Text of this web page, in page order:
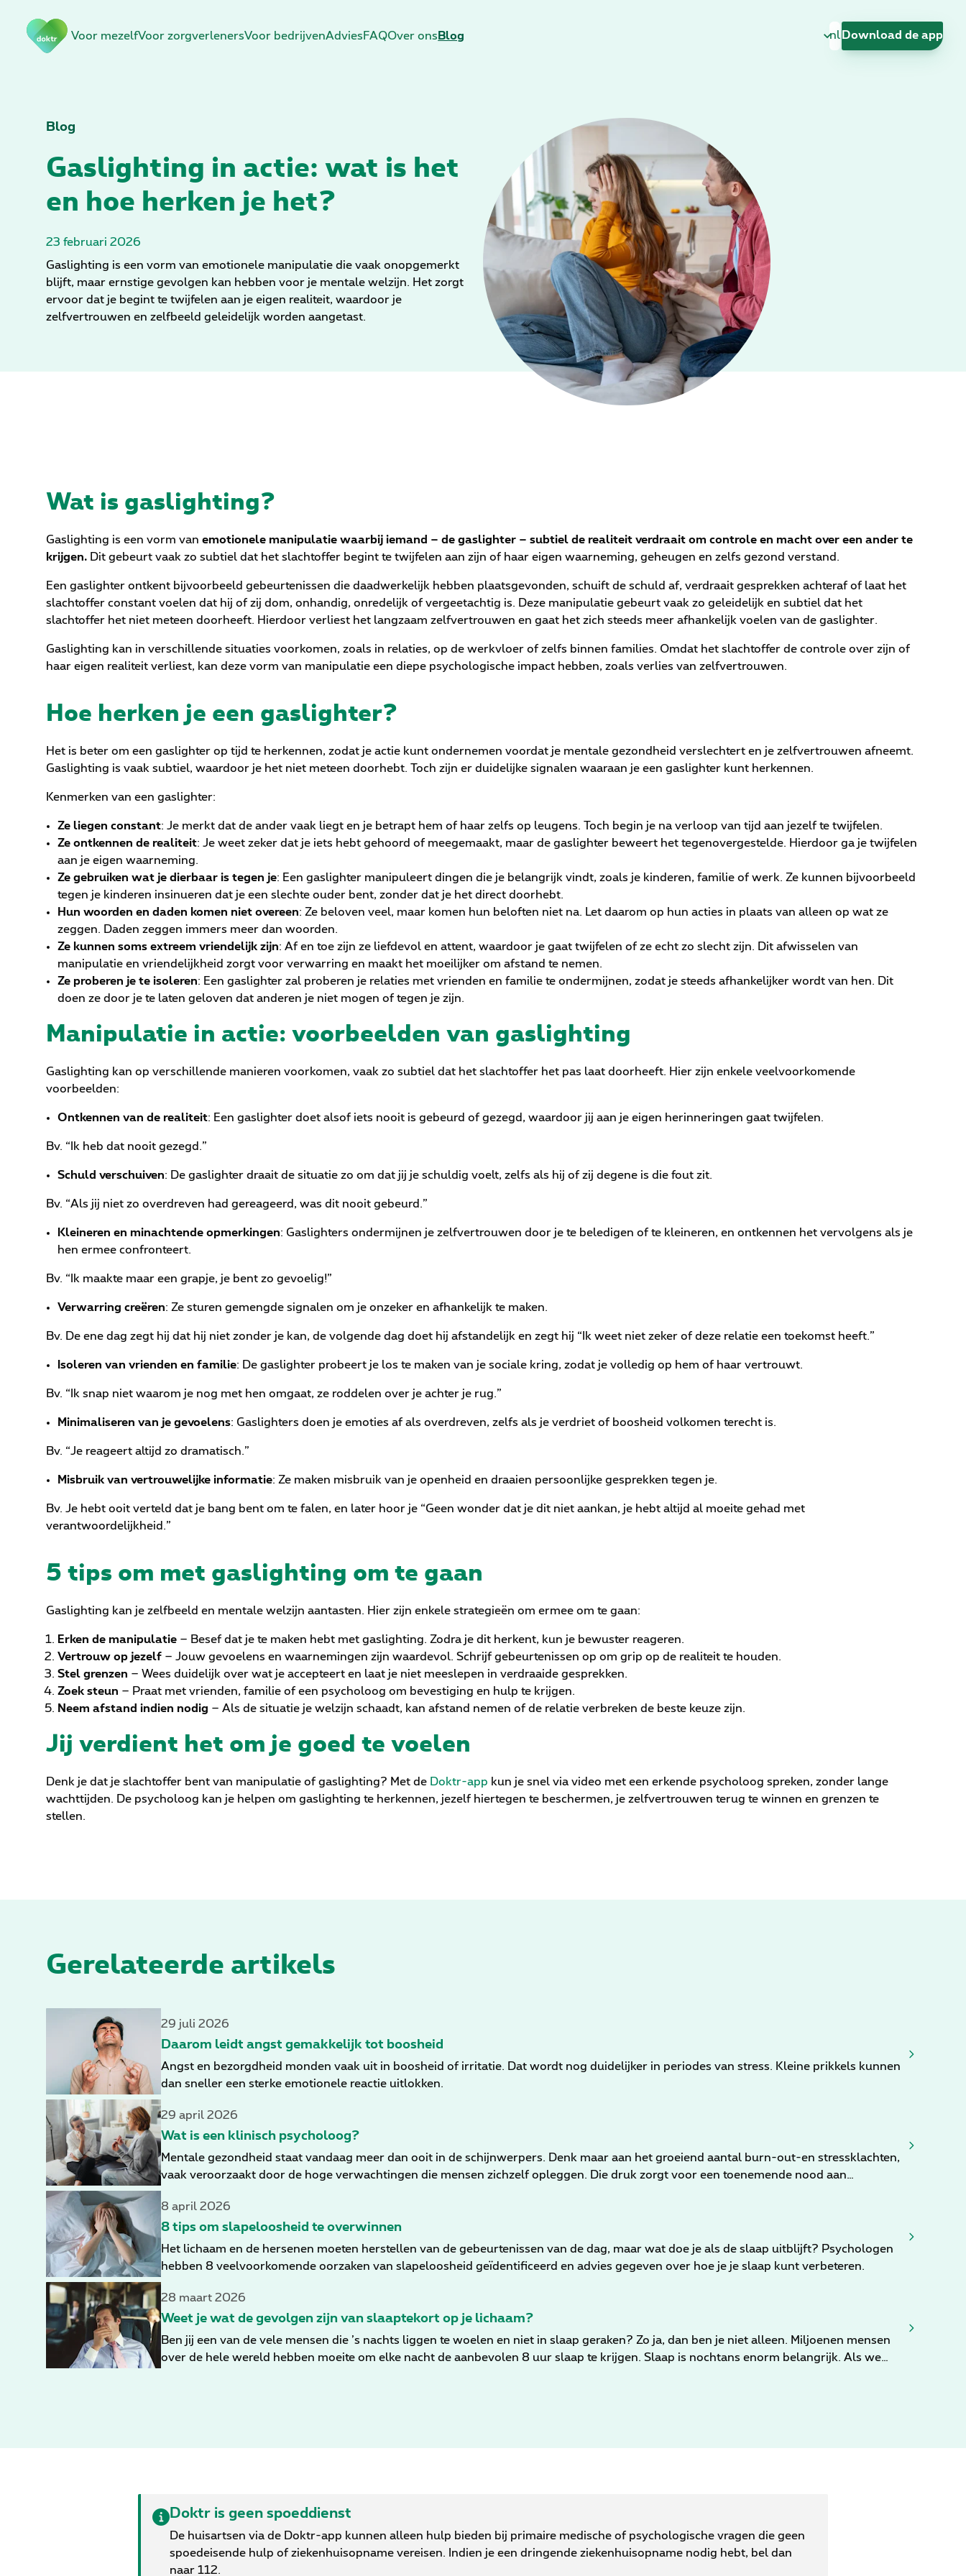
Voor mezelfVoor zorgverlenersVoor bedrijvenAdvies FAQOver ons Blog
Taal wijzigen
Download de app
Blog
Gaslighting in actie: wat is het
en hoe herken je het?
23 februari 2026
Gaslighting is een vorm van emotionele manipulatie die vaak onopgemerkt
blijft, maar ernstige gevolgen kan hebben voor je mentale welzijn. Het zorgt
ervoor dat je begint te twijfelen aan je eigen realiteit, waardoor je
zelfvertrouwen en zelfbeeld geleidelijk worden aangetast.
Wat is gaslighting?
Gaslighting is een vorm van emotionele manipulatie waarbij iemand – de gaslighter – subtiel de realiteit verdraait om controle en macht over een ander te
krijgen. Dit gebeurt vaak zo subtiel dat het slachtoffer begint te twijfelen aan zijn of haar eigen waarneming, geheugen en zelfs gezond verstand.
Een gaslighter ontkent bijvoorbeeld gebeurtenissen die daadwerkelijk hebben plaatsgevonden, schuift de schuld af, verdraait gesprekken achteraf of laat het
slachtoffer constant voelen dat hij of zij dom, onhandig, onredelijk of vergeetachtig is. Deze manipulatie gebeurt vaak zo geleidelijk en subtiel dat het
slachtoffer het niet meteen doorheeft. Hierdoor verliest het langzaam zelfvertrouwen en gaat het zich steeds meer afhankelijk voelen van de gaslighter.
Gaslighting kan in verschillende situaties voorkomen, zoals in relaties, op de werkvloer of zelfs binnen families. Omdat het slachtoffer de controle over zijn of
haar eigen realiteit verliest, kan deze vorm van manipulatie een diepe psychologische impact hebben, zoals verlies van zelfvertrouwen.
Hoe herken je een gaslighter?
Het is beter om een gaslighter op tijd te herkennen, zodat je actie kunt ondernemen voordat je mentale gezondheid verslechtert en je zelfvertrouwen afneemt.
Gaslighting is vaak subtiel, waardoor je het niet meteen doorhebt. Toch zijn er duidelijke signalen waaraan je een gaslighter kunt herkennen.
Kenmerken van een gaslighter:
Ze liegen constant: Je merkt dat de ander vaak liegt en je betrapt hem of haar zelfs op leugens. Toch begin je na verloop van tijd aan jezelf te twijfelen.
Ze ontkennen de realiteit: Je weet zeker dat je iets hebt gehoord of meegemaakt, maar de gaslighter beweert het tegenovergestelde. Hierdoor ga je twijfelen
aan je eigen waarneming.
Ze gebruiken wat je dierbaar is tegen je: Een gaslighter manipuleert dingen die je belangrijk vindt, zoals je kinderen, familie of werk. Ze kunnen bijvoorbeeld
tegen je kinderen insinueren dat je een slechte ouder bent, zonder dat je het direct doorhebt.
Hun woorden en daden komen niet overeen: Ze beloven veel, maar komen hun beloften niet na. Let daarom op hun acties in plaats van alleen op wat ze
zeggen. Daden zeggen immers meer dan woorden.
Ze kunnen soms extreem vriendelijk zijn: Af en toe zijn ze liefdevol en attent, waardoor je gaat twijfelen of ze echt zo slecht zijn. Dit afwisselen van
manipulatie en vriendelijkheid zorgt voor verwarring en maakt het moeilijker om afstand te nemen.
Ze proberen je te isoleren: Een gaslighter zal proberen je relaties met vrienden en familie te ondermijnen, zodat je steeds afhankelijker wordt van hen. Dit
doen ze door je te laten geloven dat anderen je niet mogen of tegen je zijn.
Manipulatie in actie: voorbeelden van gaslighting
Gaslighting kan op verschillende manieren voorkomen, vaak zo subtiel dat het slachtoffer het pas laat doorheeft. Hier zijn enkele veelvoorkomende
voorbeelden:
Ontkennen van de realiteit: Een gaslighter doet alsof iets nooit is gebeurd of gezegd, waardoor jij aan je eigen herinneringen gaat twijfelen.
Bv. “Ik heb dat nooit gezegd.”
Schuld verschuiven: De gaslighter draait de situatie zo om dat jij je schuldig voelt, zelfs als hij of zij degene is die fout zit.
Bv. “Als jij niet zo overdreven had gereageerd, was dit nooit gebeurd.”
Kleineren en minachtende opmerkingen: Gaslighters ondermijnen je zelfvertrouwen door je te beledigen of te kleineren, en ontkennen het vervolgens als je
hen ermee confronteert.
Bv. “Ik maakte maar een grapje, je bent zo gevoelig!”
Verwarring creëren: Ze sturen gemengde signalen om je onzeker en afhankelijk te maken.
Bv. De ene dag zegt hij dat hij niet zonder je kan, de volgende dag doet hij afstandelijk en zegt hij “Ik weet niet zeker of deze relatie een toekomst heeft.”
Isoleren van vrienden en familie: De gaslighter probeert je los te maken van je sociale kring, zodat je volledig op hem of haar vertrouwt.
Bv. “Ik snap niet waarom je nog met hen omgaat, ze roddelen over je achter je rug.”
Minimaliseren van je gevoelens: Gaslighters doen je emoties af als overdreven, zelfs als je verdriet of boosheid volkomen terecht is.
Bv. “Je reageert altijd zo dramatisch.”
Misbruik van vertrouwelijke informatie: Ze maken misbruik van je openheid en draaien persoonlijke gesprekken tegen je.
Bv. Je hebt ooit verteld dat je bang bent om te falen, en later hoor je “Geen wonder dat je dit niet aankan, je hebt altijd al moeite gehad met
verantwoordelijkheid.”
5 tips om met gaslighting om te gaan
Gaslighting kan je zelfbeeld en mentale welzijn aantasten. Hier zijn enkele strategieën om ermee om te gaan:
Erken de manipulatie – Besef dat je te maken hebt met gaslighting. Zodra je dit herkent, kun je bewuster reageren.
Vertrouw op jezelf – Jouw gevoelens en waarnemingen zijn waardevol. Schrijf gebeurtenissen op om grip op de realiteit te houden.
Stel grenzen – Wees duidelijk over wat je accepteert en laat je niet meeslepen in verdraaide gesprekken.
Zoek steun – Praat met vrienden, familie of een psycholoog om bevestiging en hulp te krijgen.
Neem afstand indien nodig – Als de situatie je welzijn schaadt, kan afstand nemen of de relatie verbreken de beste keuze zijn.
Jij verdient het om je goed te voelen
Denk je dat je slachtoffer bent van manipulatie of gaslighting? Met de Doktr-app kun je snel via video met een erkende psycholoog spreken, zonder lange
wachttijden. De psycholoog kan je helpen om gaslighting te herkennen, jezelf hiertegen te beschermen, je zelfvertrouwen terug te winnen en grenzen te
stellen.
Gerelateerde artikels
29 juli 2026
Daarom leidt angst gemakkelijk tot boosheid
Angst en bezorgdheid monden vaak uit in boosheid of irritatie. Dat wordt nog duidelijker in periodes van stress. Kleine prikkels kunnen
dan sneller een sterke emotionele reactie uitlokken.
29 april 2026
Wat is een klinisch psycholoog?
Mentale gezondheid staat vandaag meer dan ooit in de schijnwerpers. Denk maar aan het groeiend aantal burn-out-en stressklachten,
vaak veroorzaakt door de hoge verwachtingen die mensen zichzelf opleggen. Die druk zorgt voor een toenemende nood aan
8 april 2026
8 tips om slapeloosheid te overwinnen
Het lichaam en de hersenen moeten herstellen van de gebeurtenissen van de dag, maar wat doe je als de slaap uitblijft? Psychologen
hebben 8 veelvoorkomende oorzaken van slapeloosheid geïdentificeerd en advies gegeven over hoe je je slaap kunt verbeteren.
28 maart 2026
Weet je wat de gevolgen zijn van slaaptekort op je lichaam?
Ben jij een van de vele mensen die ’s nachts liggen te woelen en niet in slaap geraken? Zo ja, dan ben je niet alleen. Miljoenen mensen
over de hele wereld hebben moeite om elke nacht de aanbevolen 8 uur slaap te krijgen. Slaap is nochtans enorm belangrijk. Als we
Doktr is geen spoeddienst
De huisartsen via de Doktr-app kunnen alleen hulp bieden bij primaire medische of psychologische vragen die geen
spoedeisende hulp of ziekenhuisopname vereisen. Indien je een dringende ziekenhuisopname nodig hebt, bel dan
naar 112.